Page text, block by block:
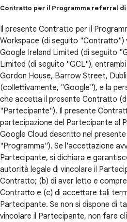
Contratto per il Programma referral
Il presente Contratto per il
Workspace (di seguito "Contratto")
Google Ireland Limited (di seguito
Limited (di seguito "GCL"),
Gordon House, Barrow Street,
(collettivamente, "Google"), e la
che accetta il presente Contratto
"Partecipante"). Il presente
partecipazione del Partecipante al
Google Cloud descritto nel
"Programma"). Se l'accettazione
Partecipante, si dichiara e
autorità legale di vincolare il
Contratto; (b) di aver letto e
Contratto e (c) di accettare tali
Partecipante. Se non si dispone di
vincolare il Partecipante, non fare